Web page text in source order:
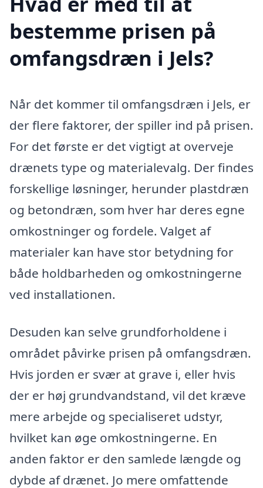
bestemme prisen på
omfangsdræn i Jels?
Når det kommer til omfangsdræn i Jels, er
der flere faktorer, der spiller ind på prisen.
For det første er det vigtigt at overveje
drænets type og materialevalg. Der findes
forskellige løsninger, herunder plastdræn
og betondræn, som hver har deres egne
omkostninger og fordele. Valget af
materialer kan have stor betydning for
både holdbarheden og omkostningerne
ved installationen.
Desuden kan selve grundforholdene i
området påvirke prisen på omfangsdræn.
Hvis jorden er svær at grave i, eller hvis
der er høj grundvandstand, vil det kræve
mere arbejde og specialiseret udstyr,
hvilket kan øge omkostningerne. En
anden faktor er den samlede længde og
dybde af drænet. Jo mere omfattende